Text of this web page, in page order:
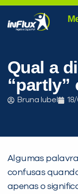
Qual a
“partly”
Bruna Iubel
Algumas
confusas
apenas o